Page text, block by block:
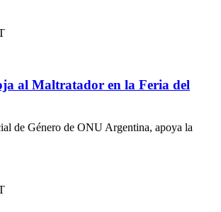
al Maltratador en la Feria del
de Género de ONU Argentina, apoya la